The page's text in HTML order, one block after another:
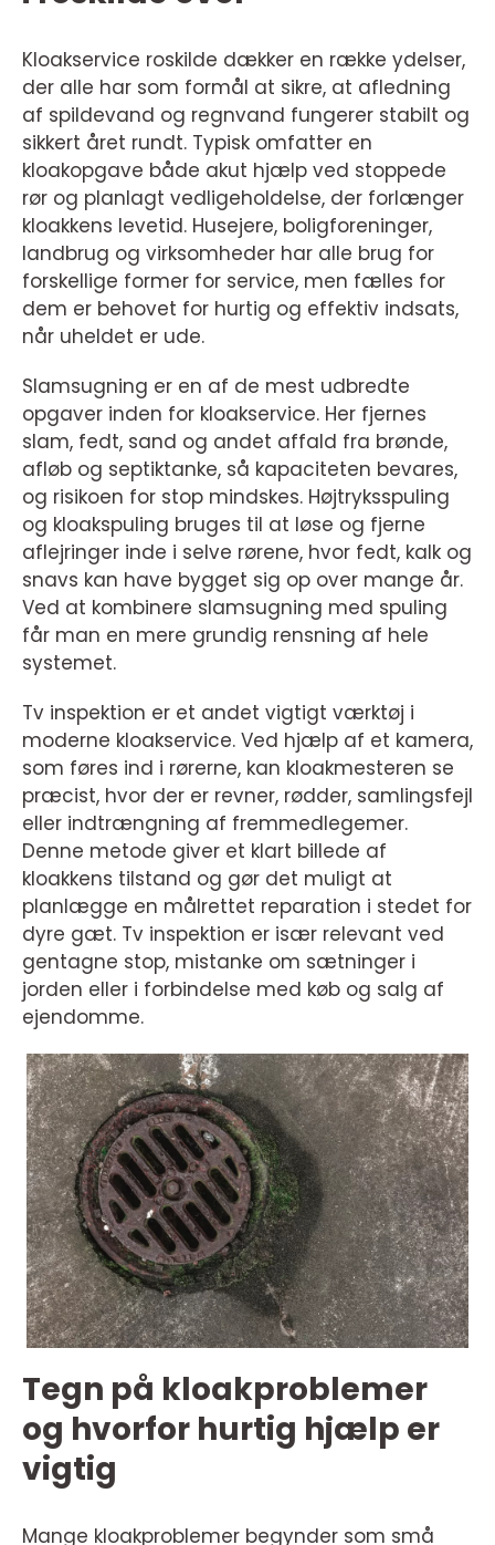
Kloakservice roskilde dækker en række ydelser,
der alle har som formål at sikre, at afledning
af spildevand og regnvand fungerer stabilt og
sikkert året rundt. Typisk omfatter en
kloakopgave både akut hjælp ved stoppede
rør og planlagt vedligeholdelse, der forlænger
kloakkens levetid. Husejere, boligforeninger,
landbrug og virksomheder har alle brug for
forskellige former for service, men fælles for
dem er behovet for hurtig og effektiv indsats,
når uheldet er ude.
Slamsugning er en af de mest udbredte
opgaver inden for kloakservice. Her fjernes
slam, fedt, sand og andet affald fra brønde,
afløb og septiktanke, så kapaciteten bevares,
og risikoen for stop mindskes. Højtryksspuling
og kloakspuling bruges til at løse og fjerne
aflejringer inde i selve rørene, hvor fedt, kalk og
snavs kan have bygget sig op over mange år.
Ved at kombinere slamsugning med spuling
får man en mere grundig rensning af hele
systemet.
Tv inspektion er et andet vigtigt værktøj i
moderne kloakservice. Ved hjælp af et kamera,
som føres ind i rørerne, kan kloakmesteren se
præcist, hvor der er revner, rødder, samlingsfejl
eller indtrængning af fremmedlegemer.
Denne metode giver et klart billede af
kloakkens tilstand og gør det muligt at
planlægge en målrettet reparation i stedet for
dyre gæt. Tv inspektion er især relevant ved
gentagne stop, mistanke om sætninger i
jorden eller i forbindelse med køb og salg af
ejendomme.
Tegn på kloakproblemer
og hvorfor hurtig hjælp er
vigtig
Mange kloakproblemer begynder som små